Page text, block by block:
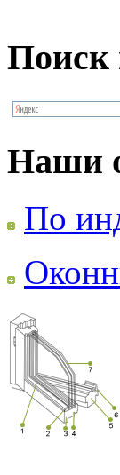
Поиск
Наши
По